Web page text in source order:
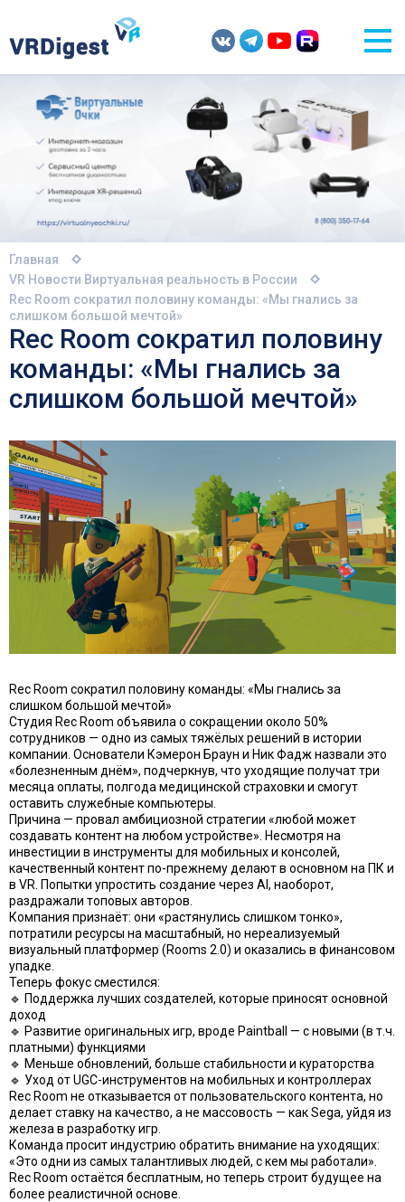
Главная
VR Новости Виртуальная реальность в России
Rec Room сократил половину команды: «Мы гнались за
слишком большой мечтой»
Rec Room сократил половину
команды: «Мы гнались за
слишком большой мечтой»
Rec Room сократил половину команды: «Мы гнались за
слишком большой мечтой»
Студия Rec Room объявила о сокращении около 50%
сотрудников — одно из самых тяжёлых решений в истории
компании. Основатели Кэмерон Браун и Ник Фадж назвали это
«болезненным днём», подчеркнув, что уходящие получат три
месяца оплаты, полгода медицинской страховки и смогут
оставить служебные компьютеры.
Причина — провал амбициозной стратегии «любой может
создавать контент на любом устройстве». Несмотря на
инвестиции в инструменты для мобильных и консолей,
качественный контент по-прежнему делают в основном на ПК и
в VR. Попытки упростить создание через AI, наоборот,
раздражали топовых авторов.
Компания признаёт: они «растянулись слишком тонко»,
потратили ресурсы на масштабный, но нереализуемый
визуальный платформер (Rooms 2.0) и оказались в финансовом
упадке.
Теперь фокус сместился:
🔹 Поддержка лучших создателей, которые приносят основной
доход
🔹 Развитие оригинальных игр, вроде Paintball — с новыми (в т.ч.
платными) функциями
🔹 Меньше обновлений, больше стабильности и кураторства
🔹 Уход от UGC-инструментов на мобильных и контроллерах
Rec Room не отказывается от пользовательского контента, но
делает ставку на качество, а не массовость — как Sega, уйдя из
железа в разработку игр.
Команда просит индустрию обратить внимание на уходящих:
«Это одни из самых талантливых людей, с кем мы работали».
Rec Room остаётся бесплатным, но теперь строит будущее на
более реалистичной основе.